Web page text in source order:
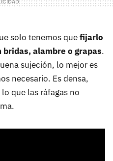
solo tenemos quefijarlo
alambre o grapas.
sujeción, lo mejor es
necesario. Es densa,
que las ráfagas no